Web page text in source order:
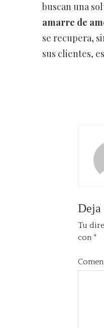
buscan una
amarre de
se recupera,
sus clientes,
Deja
Tu
con *